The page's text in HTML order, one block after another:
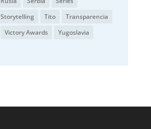
Storytelling Tito
Transparencia
Victory Awards Yugoslavia